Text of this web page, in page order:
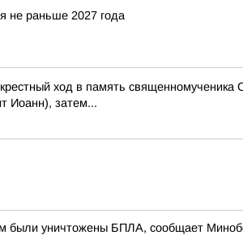
не раньше 2027 года
ход в память
Иоанн), затем...
были уничтожены БПЛА, сообщает